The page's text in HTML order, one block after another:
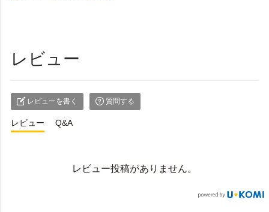
レビュー
レビューを書く 質問する
レビュー Q&A
レビュー投稿がありません。